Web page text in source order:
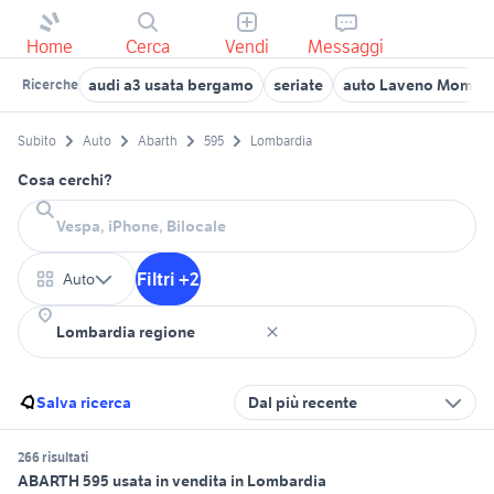
Home Cerca Vendi Messaggi
Ricerche audi a3 usata bergamo seriate auto Laveno
Subito Auto Abarth 595 Lombardia
Cosa cerchi?
Auto Filtri +2
Salva ricerca Dal più recente
266 risultati
ABARTH 595 usata in vendita in Lombardia